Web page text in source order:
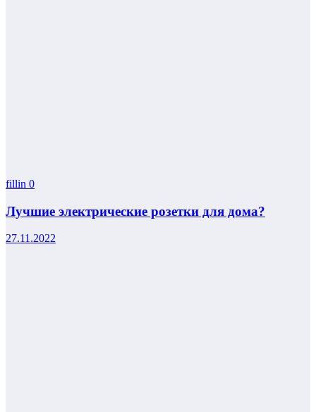
fillin 0
Лучшие электрические розетки для дома?
27.11.2022